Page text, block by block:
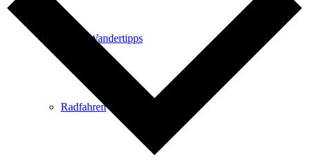
Wandertipps
Radfahren